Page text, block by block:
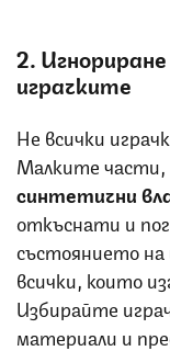
2.
играчките
Не всички
Малките
синтетични
откъснати и
състоянието
всички, които
Избирайте
материали и